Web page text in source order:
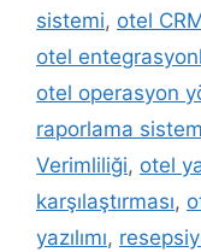
sistemi, otel
otel
otel operasyon
raporlama
Verimliliği, otel
karşılaştırması,
yazılımı,